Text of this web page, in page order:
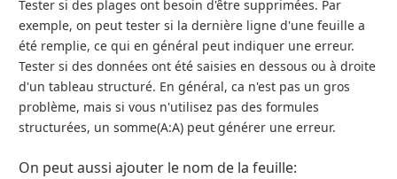
Tester si des plages ont besoin d'être supprimées. Par
exemple, on peut tester si la dernière ligne d'une feuille a
été remplie, ce qui en général peut indiquer une erreur.
Tester si des données ont été saisies en dessous ou à droite
d'un tableau structuré. En général, ca n'est pas un gros
problème, mais si vous n'utilisez pas des formules
structurées, un somme(A:A) peut générer une erreur.
On peut aussi ajouter le nom de la feuille: